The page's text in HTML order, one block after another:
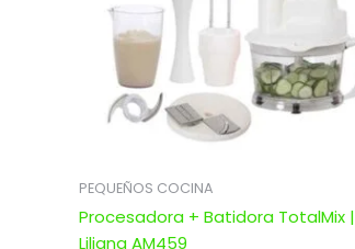
PEQUEÑOS COCINA
Procesadora + Batidora TotalMix |
Liliana AM459